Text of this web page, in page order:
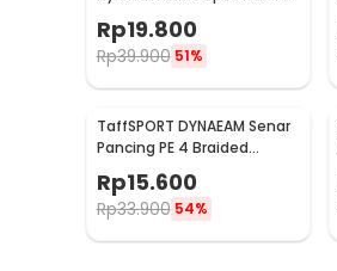
Line 500M 4.0 - MR-500M
Rp19.800
Rp39.900 51%
TaffSPORT DYNAEAM Senar
Pancing PE 4 Braided
Strand Fishing Line 100M 1.0
- FM10
Rp15.600
Rp33.900 54%